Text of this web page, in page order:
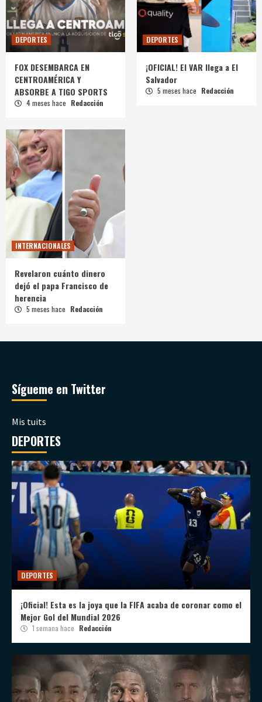
DEPORTES
FOX DESEMBARCA EN
CENTROAMÉRICA Y
ABSORBE A TIGO SPORTS
4 meses hace Redacción
DEPORTES
¡OFICIAL! El VAR llega a El
Salvador
5 meses hace Redacción
INTERNACIONALES
Revelaron cuánto dinero
dejó el papa Francisco de
herencia
5 meses hace Redacción
Sígueme en Twitter
Mis tuits
DEPORTES
DEPORTES
¡Oficial! Esta es la joya que la FIFA acaba de coronar como el
Mejor Gol del Mundial 2026
1 semana hace Redacción